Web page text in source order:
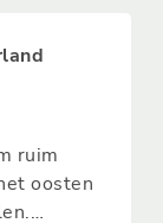
ruim
oosten